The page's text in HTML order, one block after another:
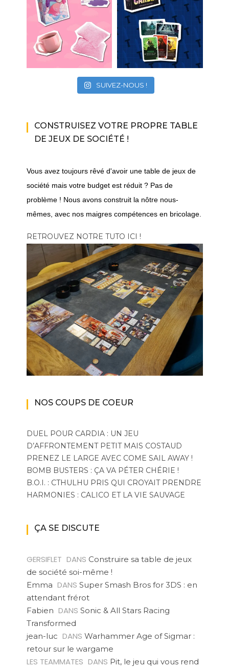
SUIVEZ-NOUS !
CONSTRUISEZ VOTRE PROPRE TABLE
DE JEUX DE SOCIÉTÉ !
Vous avez toujours rêvé d'avoir une table de jeux de
société mais votre budget est réduit ? Pas de
problème ! Nous avons construit la nôtre nous-
mêmes, avec nos maigres compétences en bricolage.
RETROUVEZ NOTRE TUTO ICI !
NOS COUPS DE COEUR
DUEL POUR CARDIA : UN JEU
D’AFFRONTEMENT PETIT MAIS COSTAUD
PRENEZ LE LARGE AVEC COME SAIL AWAY !
BOMB BUSTERS : ÇA VA PÉTER CHÉRIE !
B.O.I. : CTHULHU PRIS QUI CROYAIT PRENDRE
HARMONIES : CALICO ET LA VIE SAUVAGE
ÇA SE DISCUTE
GERSIFLET DANS Construire sa table de jeux
de société soi-même !
Emma DANS Super Smash Bros for 3DS : en
attendant frérot
Fabien DANS Sonic & All Stars Racing
Transformed
jean-luc DANS Warhammer Age of Sigmar :
retour sur le wargame
LES TEAMMATES DANS Pit, le jeu qui vous rend